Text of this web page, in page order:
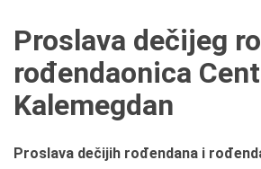
Proslava dečijeg
rođendaonica
Kalemegdan
Proslava dečijih rođendana i